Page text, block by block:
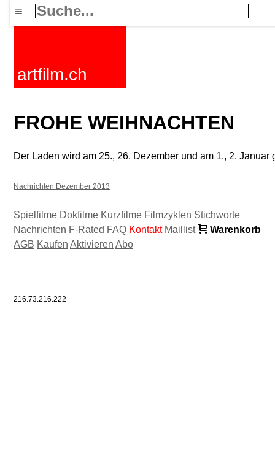
≡
artfilm.ch
FROHE WEIHNACHTEN
Der Laden wird am 25., 26. Dezember und am 1., 2.
Nachrichten Dezember 2013
Spielfilme Dokfilme Kurzfilme Filmzyklen Stichworte
Nachrichten F-Rated FAQ Kontakt Maillist
Warenkorb
AGB Kaufen Aktivieren Abo
216.73.216.222